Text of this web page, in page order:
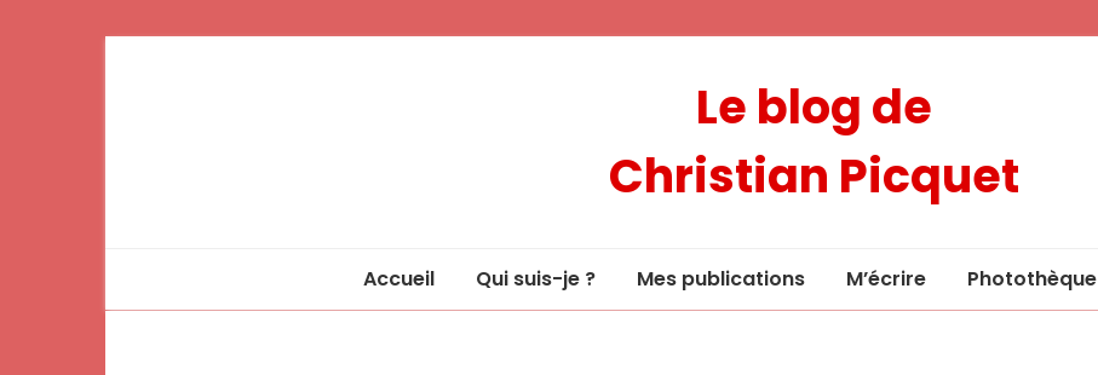
Le blog de
Christian Picquet
Accueil Qui suis-je ? Mes publications M’écrire Photothèque